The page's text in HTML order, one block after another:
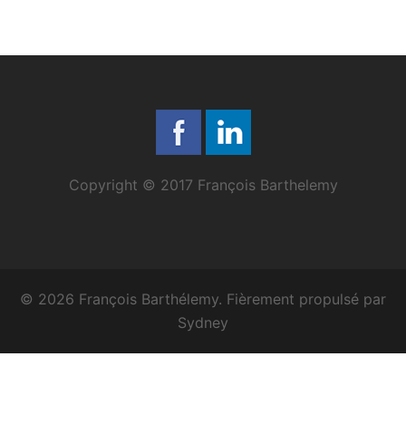
Copyright © 2017 François Barthelemy
© 2026 François Barthélemy. Fièrement propulsé par
Sydney